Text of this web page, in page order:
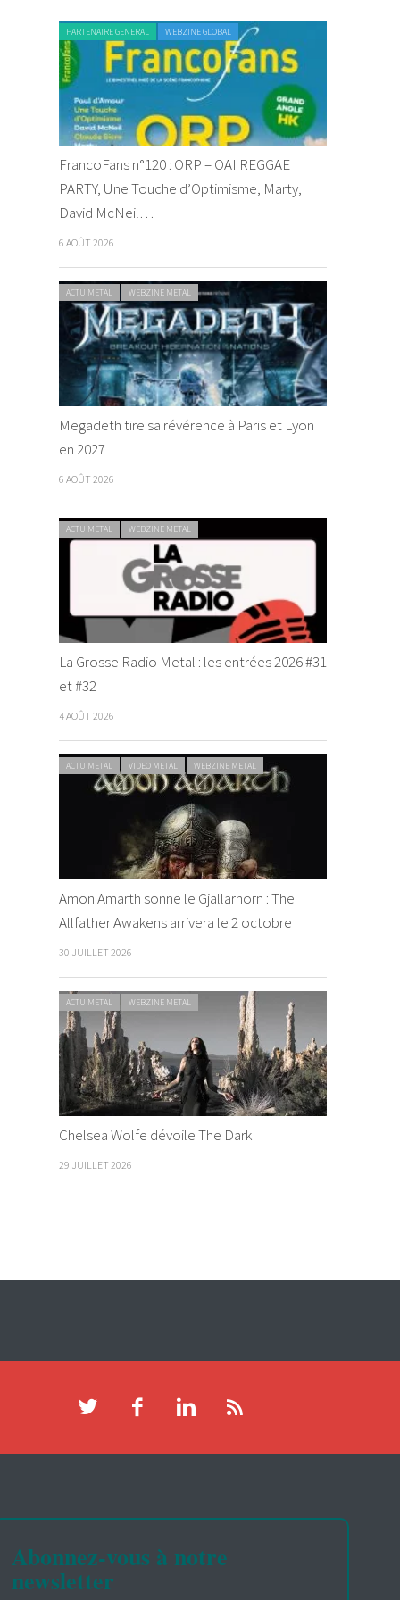
PARTENAIRE GENERAL WEBZINE GLOBAL
FrancoFans n°120 : ORP – OAI REGGAE
PARTY, Une Touche d’Optimisme, Marty,
David McNeil…
6 AOÛT 2026
ACTU METAL WEBZINE METAL
Megadeth tire sa révérence à Paris et Lyon
en 2027
6 AOÛT 2026
ACTU METAL WEBZINE METAL
La Grosse Radio Metal : les entrées 2026 #31
et #32
4 AOÛT 2026
ACTU METAL VIDEO METAL WEBZINE METAL
Amon Amarth sonne le Gjallarhorn : The
Allfather Awakens arrivera le 2 octobre
30 JUILLET 2026
ACTU METAL WEBZINE METAL
Chelsea Wolfe dévoile The Dark
29 JUILLET 2026
Abonnez-vous à notre
newsletter